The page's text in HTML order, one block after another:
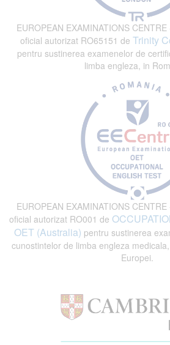
EUROPEAN EXAMINATIONS
oficial autorizat RO65151 de Trinity
pentru sustinerea examenelor de
limba engleza, in
EUROPEAN EXAMINATIONS
oficial autorizat RO001 de
OET (Australia) pentru sustinerea
cunostintelor de limba engleza
Europei.